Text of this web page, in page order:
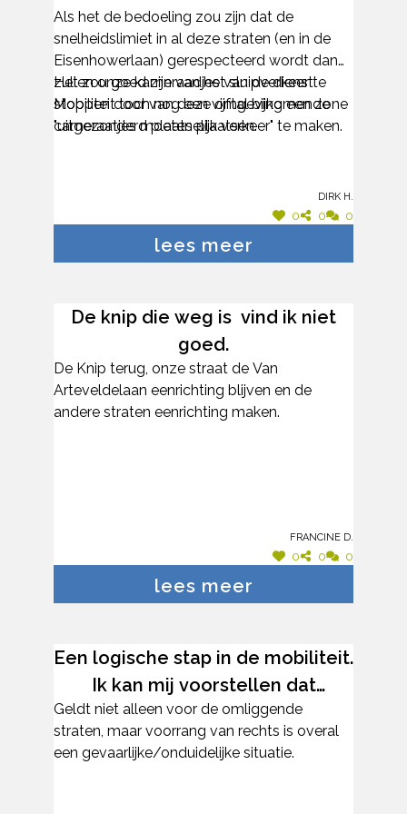
Maar er is nog steeds
sluipverkeer en de
snelheidsovertreders zijn niet op
de handen van 1
gemeentebestuur te tellen.
Als het de bedoeling zou zijn dat de
snelheidslimiet in al deze straten (en in de
Eisenhowerlaan) gerespecteerd wordt dan
zullen onze kameraadjes van de dienst
Mobiliteit toch nog een vijftal bijkomende
cameraatjes moeten plaatsen.
Het zou goed zijn van het sluipverkeer te
stoppen door van deze omgeving een zone
"uitgezonderd plaatselijk verkeer" te maken.
Dirk H.
0 0 0
lees meer
De knip die weg is vind ik niet
goed.
De Knip terug, onze straat de Van
Arteveldelaan eenrichting blijven en de
andere straten eenrichting maken.
Francine D.
0 0 0
lees meer
Een logische stap in de mobiliteit.
Ik kan mij voorstellen dat
mensen in de Eisenhowerlaan
zeker niet zo tevreden waren
met de knip. Een zone 30 (met
Geldt niet alleen voor de omliggende
straten, maar voorrang van rechts is overal
een gevaarlijke/onduidelijke situatie.